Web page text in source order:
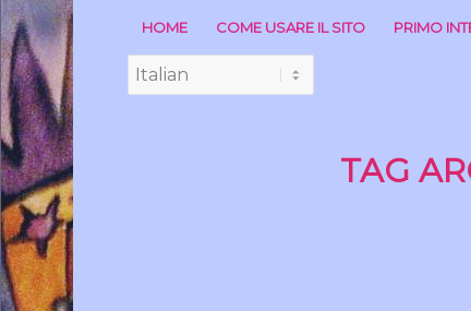
HOME COME USARE IL SITO PRIMO
TAG